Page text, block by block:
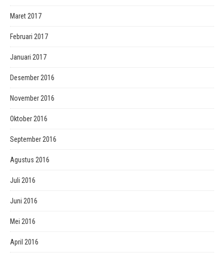
Maret 2017
Februari 2017
Januari 2017
Desember 2016
November 2016
Oktober 2016
September 2016
Agustus 2016
Juli 2016
Juni 2016
Mei 2016
April 2016